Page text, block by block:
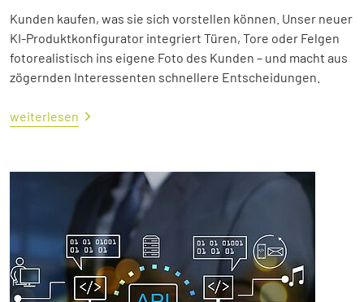
Kunden kaufen, was sie sich vorstellen können. Unser neuer
KI-Produktkonfigurator integriert Türen, Tore oder Felgen
fotorealistisch ins eigene Foto des Kunden – und macht aus
zögernden Interessenten schnellere Entscheidungen.
weiterlesen